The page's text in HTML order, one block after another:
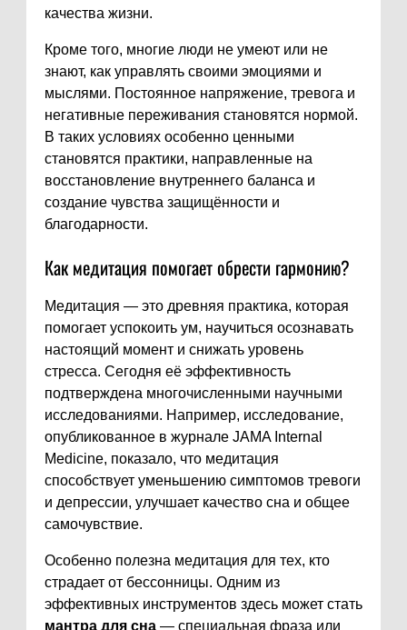
качества жизни.
Кроме того, многие люди не умеют или не
знают, как управлять своими эмоциями и
мыслями. Постоянное напряжение, тревога и
негативные переживания становятся нормой.
В таких условиях особенно ценными
становятся практики, направленные на
восстановление внутреннего баланса и
создание чувства защищённости и
благодарности.
Как медитация помогает обрести гармонию?
Медитация — это древняя практика, которая
помогает успокоить ум, научиться осознавать
настоящий момент и снижать уровень
стресса. Сегодня её эффективность
подтверждена многочисленными научными
исследованиями. Например, исследование,
опубликованное в журнале JAMA Internal
Medicine, показало, что медитация
способствует уменьшению симптомов тревоги
и депрессии, улучшает качество сна и общее
самочувствие.
Особенно полезна медитация для тех, кто
страдает от бессонницы. Одним из
эффективных инструментов здесь может стать
мантра для сна — специальная фраза или